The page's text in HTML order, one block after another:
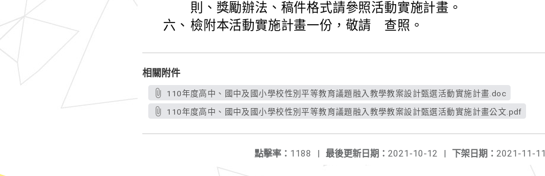
則、獎勵辦法、稿件格式請參照活動實施計畫。
六、 檢附本活動實施計畫一份，敬請 查照。
相關附件
110年度高中、國中及國小學校性別平等教育議題融入教學教案設計甄選活動實施計畫.doc
110年度高中、國中及國小學校性別平等教育議題融入教學教案設計甄選活動實施計畫公文.pdf
下架日期： 2021-11-11
最後更新日期： 2021-10-12 |
點擊率： 1188 |